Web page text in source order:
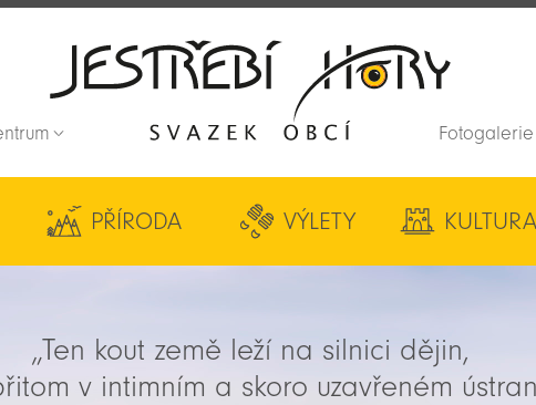
Fotogalerie
PŘÍRODA VÝLETY KULTURA
„Ten kout země leží na silnici dějin,
v intimním a skoro uzavřeném